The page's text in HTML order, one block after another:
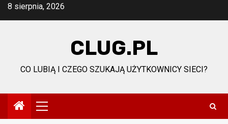
Przejdź
8 sierpnia, 2026
CLUG.PL
CO LUBIĄ I CZEGO SZUKAJĄ UŻYTKOWNICY SIECI?
Menu
główne